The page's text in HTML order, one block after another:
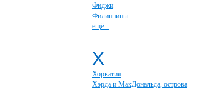
Фиджи
Филиппины
ещё...
Х
Хорватия
Хэрда и МакДональда, острова